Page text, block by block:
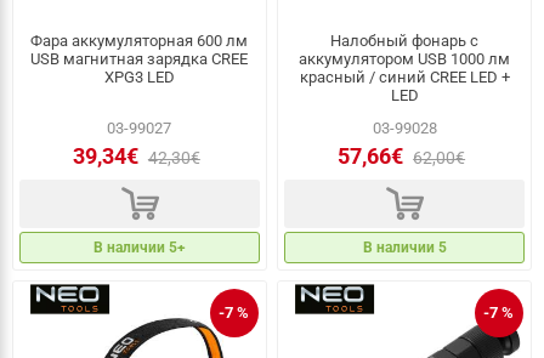
Фара аккумуляторная 600 лм
USB магнитная зарядка CREE
XPG3 LED
03-99027
39,34€ 42,30€
d
В наличии 5+
Налобный фонарь с
аккумулятором USB 1000 лм
красный / синий CREE LED +
LED
03-99028
57,66€ 62,00€
d
В наличии 5
-7 % -7 %